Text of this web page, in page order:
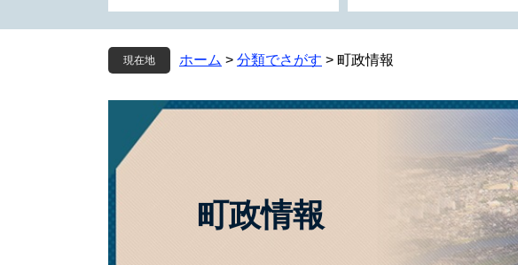
現在地 ホーム > 分類でさがす > 町政情報
町政情報